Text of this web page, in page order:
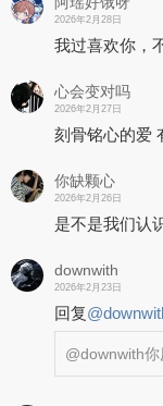
2026年2月28日
我过喜欢你，
心会变对吗
2026年2月27日
刻骨铭心的爱
你缺颗心
2026年2月26日
是不是我们认
downwith
2026年2月23日
回复@
@downwith你